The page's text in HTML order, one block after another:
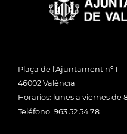
Plaça de l'Ajuntament nº 1
46002 València
Horarios: lunes a viernes de
Teléfono: 963 52 54 78